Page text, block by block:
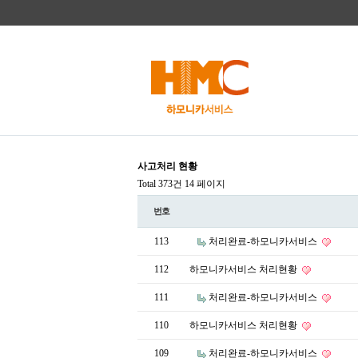
사고처리 현황
Total 373건 14 페이지
번호
113 처리완료-하모니카서비스
112 하모니카서비스 처리현황
111 처리완료-하모니카서비스
110 하모니카서비스 처리현황
109 처리완료-하모니카서비스